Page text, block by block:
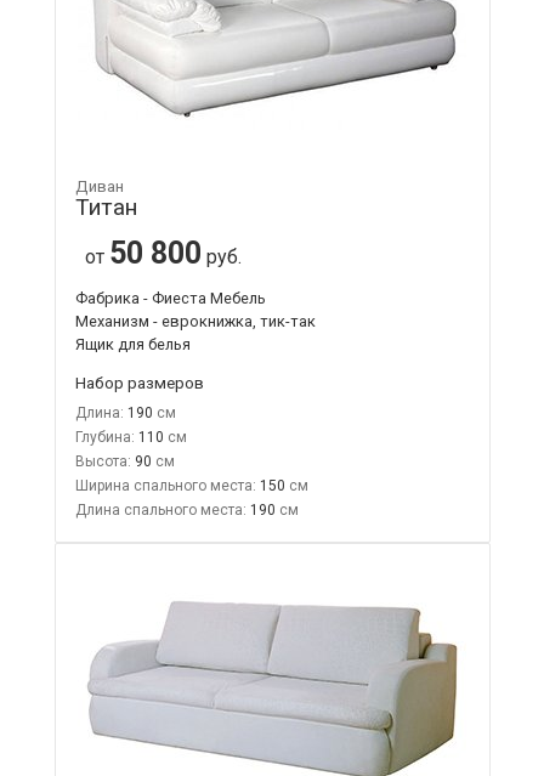
Диван
Титан
от 50 800 руб.
Фабрика - Фиеста Мебель
Механизм - еврокнижка, тик-так
Ящик для белья
Набор размеров
Длина: 190
Глубина: 110
Высота: 90
Ширина спального места: 150
Длина спального места: 190